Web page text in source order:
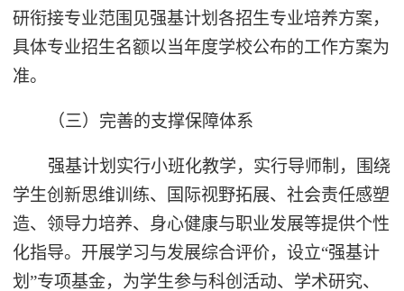
研衔接专业范围见强基计划各招生专业培养方案，
具体专业招生名额以当年度学校公布的工作方案为
准。
（三）完善的支撑保障体系
强基计划实行小班化教学，实行导师制，围绕
学生创新思维训练、国际视野拓展、社会责任感塑
造、领导力培养、身心健康与职业发展等提供个性
化指导。开展学习与发展综合评价，设立“强基计
划”专项基金，为学生参与科创活动、学术研究、